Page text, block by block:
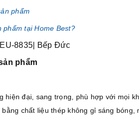
phẩm
phẩm tại Home Best?
phẩm
hiện đại, sang trọng, phù hợp với mọi
chất liệu thép không gỉ sáng bóng,